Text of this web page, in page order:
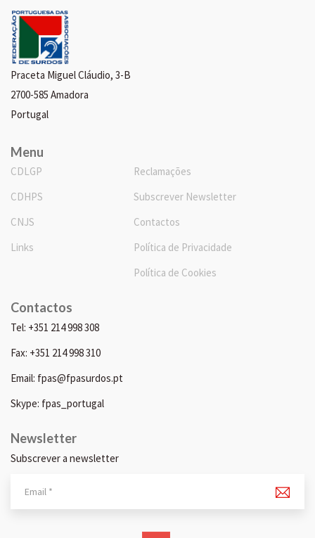
Praceta Miguel Cláudio, 3-B
2700-585 Amadora
Portugal
Menu
CDLGP
CDHPS
CNJS
Links
Reclamações
Subscrever Newsletter
Contactos
Política de Privacidade
Política de Cookies
Contactos
Tel: +351 214 998 308
Fax: +351 214 998 310
Email: fpas@fpasurdos.pt
Skype: fpas_portugal
Newsletter
Subscrever a newsletter